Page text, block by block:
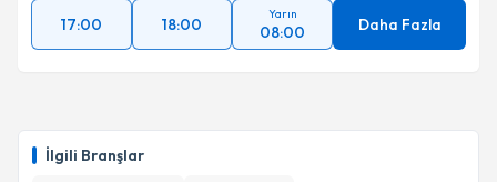
İlgili Branşlar
17:00 18:00
Yarın
08:00 Daha Fazla